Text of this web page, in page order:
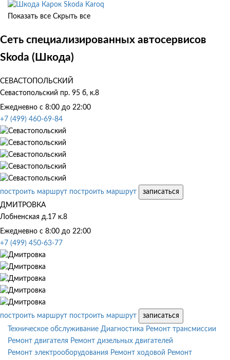
Skoda Karoq
Показать все Скрыть все
Сеть специализированных автосервисов
Skoda (Шкода)
СЕВАСТОПОЛЬСКИЙ
Севастопольский пр. 95 б, к.8
Ежедневно с 8:00 до 22:00
+7 (499) 460-69-84
построить маршрут построить маршрут
записаться
ДМИТРОВКА
Лобненская д.17 к.8
Ежедневно с 8:00 до 22:00
+7 (499) 450-63-77
построить маршрут построить маршрут
записаться
Техническое обслуживание Диагностика Ремонт трансмиссии
Ремонт двигателя Ремонт дизельных двигателей
Ремонт электрооборудования Ремонт ходовой Ремонт